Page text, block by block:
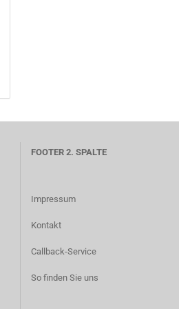
FOOTER 2. SPALTE
Impressum
Kontakt
Callback-Service
So finden Sie uns